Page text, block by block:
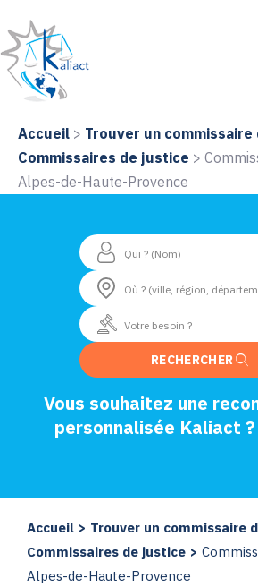
Accueil > Trouver un
Commissaires de justice >
Alpes-de-Haute-Provence
RECHERCHER
Vous souhaitez une
personnalisée Kaliact ?
Accueil > Trouver un commissaire
Commissaires de justice >
Alpes-de-Haute-Provence